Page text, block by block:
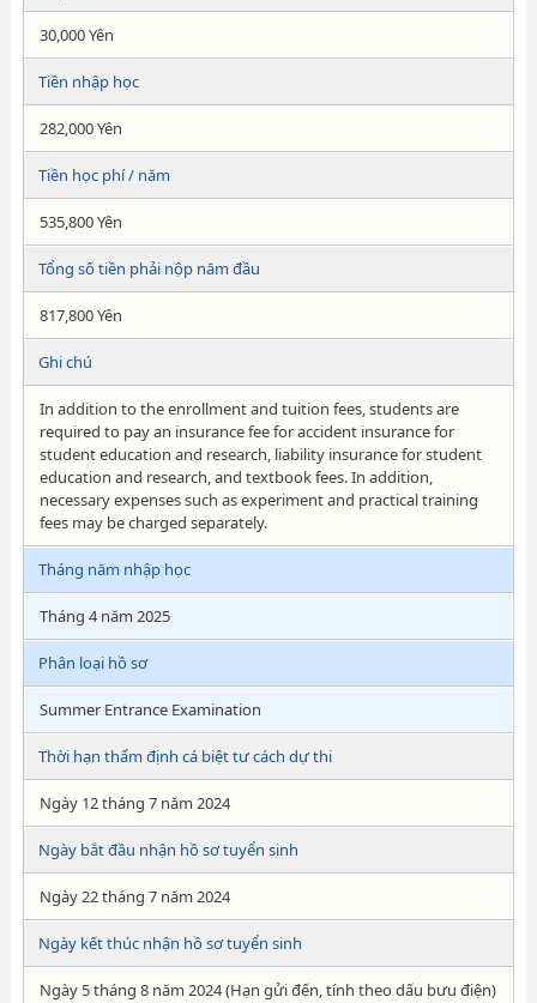
30,000 Yên
Tiền nhập học
282,000 Yên
Tiền học phí / năm
535,800 Yên
Tổng số tiền phải nộp năm đầu
817,800 Yên
Ghi chú
In addition to the enrollment and tuition fees, students are
required to pay an insurance fee for accident insurance for
student education and research, liability insurance for student
education and research, and textbook fees. In addition,
necessary expenses such as experiment and practical training
fees may be charged separately.
Tháng năm nhập học
Tháng 4 năm 2025
Phân loại hồ sơ
Summer Entrance Examination
Thời hạn thẩm định cá biệt tư cách dự thi
Ngày 12 tháng 7 năm 2024
Ngày bắt đầu nhận hồ sơ tuyển sinh
Ngày 22 tháng 7 năm 2024
Ngày kết thúc nhận hồ sơ tuyển sinh
Ngày 5 tháng 8 năm 2024 (Hạn gửi đến, tính theo dấu bưu điện)